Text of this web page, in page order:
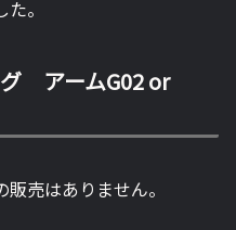
。
アームG02 or
売はありません。